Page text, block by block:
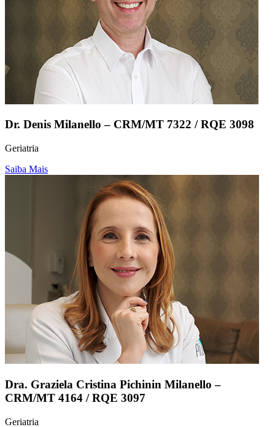
Dr. Denis Milanello – CRM/MT 7322 / RQE 3098
Geriatria
Saiba Mais
Dra. Graziela Cristina Pichinin Milanello –
CRM/MT 4164 / RQE 3097
Geriatria